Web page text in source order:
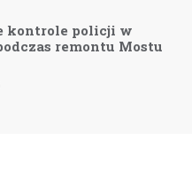
kontrole policji w
remontu Mostu